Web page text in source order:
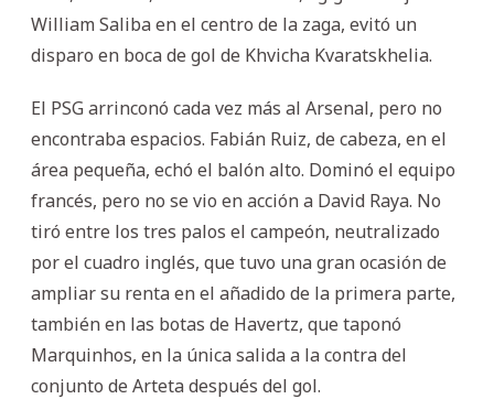
William Saliba en el centro de la zaga, evitó un
disparo en boca de gol de Khvicha Kvaratskhelia.
El PSG arrinconó cada vez más al Arsenal, pero no
encontraba espacios. Fabián Ruiz, de cabeza, en el
área pequeña, echó el balón alto. Dominó el equipo
francés, pero no se vio en acción a David Raya. No
tiró entre los tres palos el campeón, neutralizado
por el cuadro inglés, que tuvo una gran ocasión de
ampliar su renta en el añadido de la primera parte,
también en las botas de Havertz, que taponó
Marquinhos, en la única salida a la contra del
conjunto de Arteta después del gol.